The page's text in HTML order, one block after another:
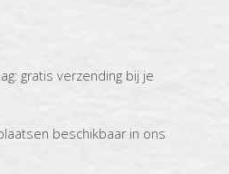
gratis verzending bij je
beschikbaar in ons